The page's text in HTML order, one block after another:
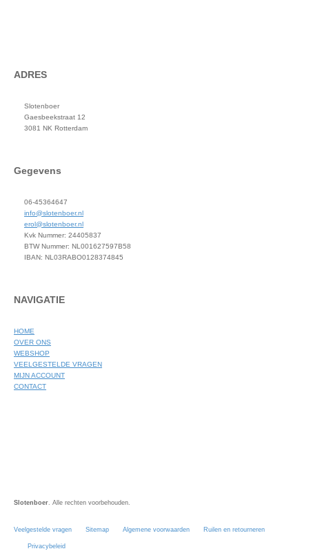
ADRES
Slotenboer
Gaesbeekstraat 12
3081 NK Rotterdam
Gegevens
06-45364647
info@slotenboer.nl
erol@slotenboer.nl
Kvk Nummer: 24405837
BTW Nummer: NL001627597B58
IBAN: NL03RABO0128374845
NAVIGATIE
HOME
OVER ONS
WEBSHOP
VEELGESTELDE VRAGEN
MIJN ACCOUNT
CONTACT
Slotenboer. Alle rechten voorbehouden.
Veelgestelde vragen Sitemap Algemene voorwaarden Ruilen en retourneren
Privacybeleid